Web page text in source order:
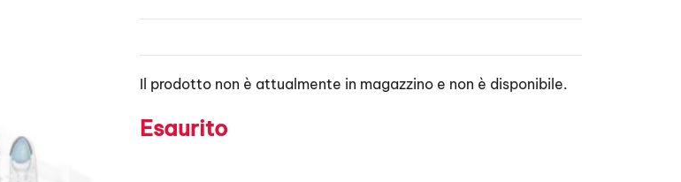
Il prodotto non è attualmente in magazzino e non è disponibile.
Esaurito